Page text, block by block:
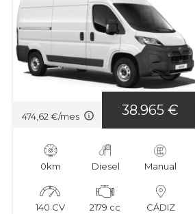
474,62 €/mes 38.965 €
0km Diesel Manual
140 CV 2179 cc CÁDIZ